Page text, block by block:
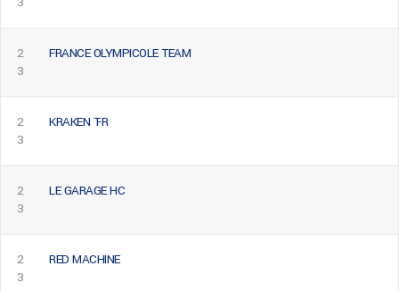
2
3
FRANCE OLYMPICOLE TEAM
2
3
KRAKEN T-R
2
3
LE GARAGE HC
2
3
RED MACHINE